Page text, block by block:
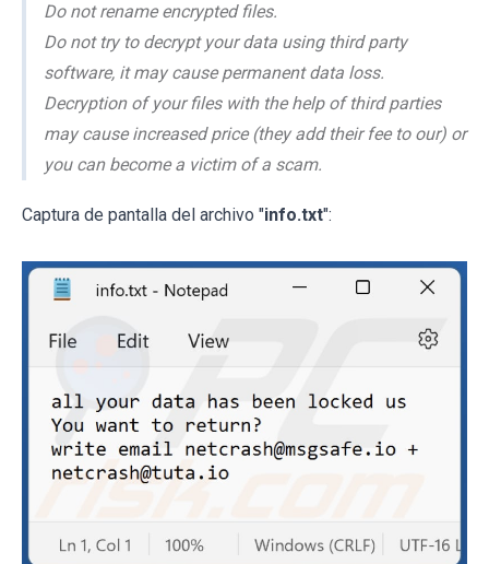
Do not rename encrypted files.
Do not try to decrypt your data using third party
software, it may cause permanent data loss.
Decryption of your files with the help of third parties
may cause increased price (they add their fee to our) or
you can become a victim of a scam.
Captura de pantalla del archivo "info.txt":